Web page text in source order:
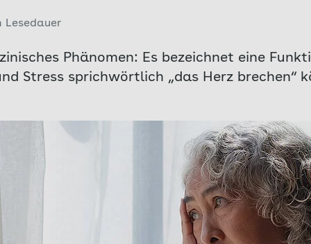
Lesedauer
Phänomen: Es bezeichnet eine
Stress sprichwörtlich „das Herz brechen“